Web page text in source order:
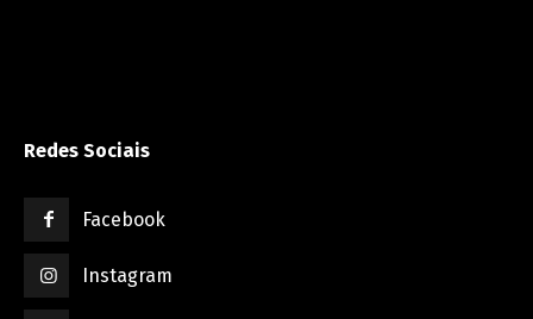
Redes Sociais
Facebook
Instagram